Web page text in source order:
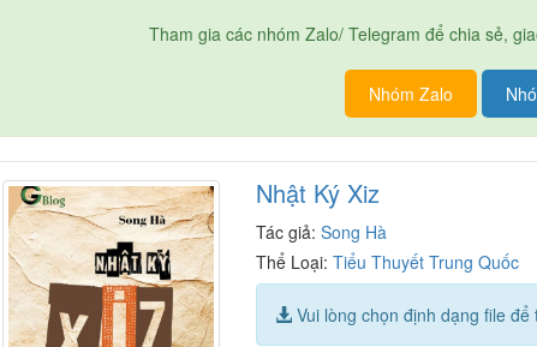
Tham gia các nhóm Zalo/ Telegram để chia sẻ,
Nhóm Zalo
Nhật Ký Xiz
Tác giả:Song Hà
Thể Loại:Tiểu Thuyết Trung Quốc
Vui lòng chọn định dạng file